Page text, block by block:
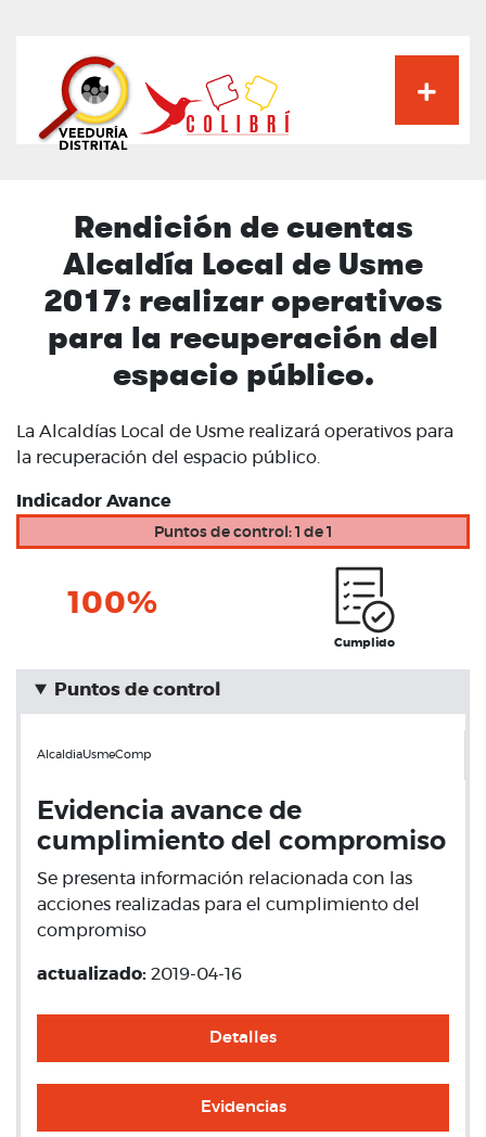
principal
Rendición de cuentas
Alcaldía Local de Usme
2017: realizar operativos
para la recuperación del
espacio público.
La Alcaldías Local de Usme realizará operativos para
la recuperación del espacio público.
Indicador Avance
Puntos de control: 1 de 1
100%
Cumplido
Puntos de control
AlcaldiaUsmeComp
Evidencia avance de
cumplimiento del compromiso
Se presenta información relacionada con las
acciones realizadas para el cumplimiento del
compromiso
actualizado: 2019-04-16
Detalles
Evidencias